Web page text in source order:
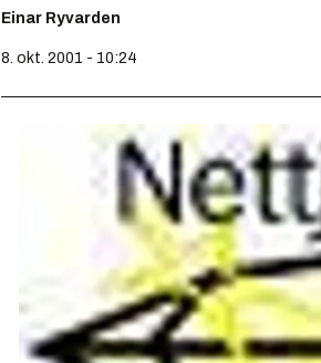
Einar Ryvarden
8. okt. 2001 - 10:24